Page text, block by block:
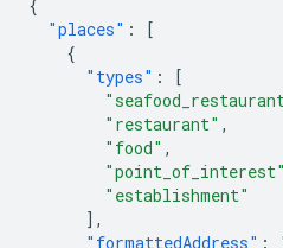
{
"places" :
[
{
"types" :
[
"restaurant" ,
"food" ,
"point_of_interest"
"establishment"
],
"formattedAddress" :